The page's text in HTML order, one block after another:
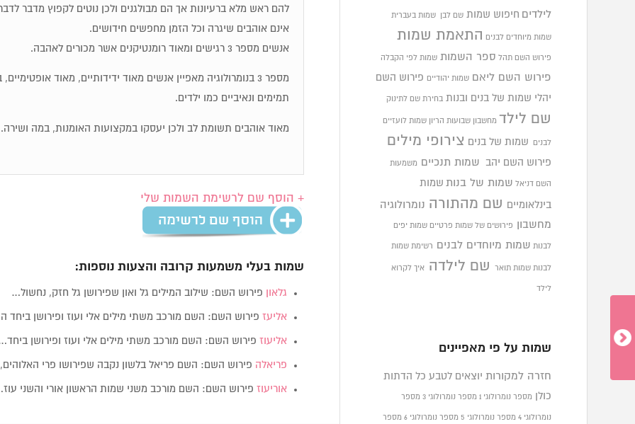
להם ראש מלא ברעיונות אך הם מבולגנים ולכן נוטים לקפוץ מדבר
אינם אוהבים שיגרה וכל הזמן מחפשים חידושים.
אנשים מספר 3 רגישים ומאוד רומנטיקנים אשר מכורים לאהבה.
מספר 3 בנומרולוגיה מאפיין אנשים מאוד ידידותיים, מאוד
תמימים ונאיביים כמו ילדים.
מאוד אוהבים תשומת לב ולכן יעסקו במקצועות האומנות, במה ושירה.
+ הוסף שם לרשימת השמות שלי
שמות בעלי משמעות קרובה והצעות נוספות:
גלאון פירוש השם: שילוב המילים גל ואון שפירושן גל חזק, נחשול…
אליעז פירוש השם: השם מורכב משתי מילים אלי ועוז ופירושן ביחד
אליעוז פירוש השם: השם מורכב משתי מילים אלי ועוז ופירושן
פריאלה פירוש השם: השם פריאל בלשון נקבה שפירושו פרי
אוריעוז פירוש השם: השם מורכב משני שמות הראשון אורי והשני
לילדים חיפוש שמות שם לבן שמות בעברית
שמות מיוחדים לבנים התאמת שמות
פירוש השם תהל ספר השמות שמות לפי הקבלה
פירוש השם ליאם שמות יהודיים פירוש השם
יהלי שמות של בנים ובנות בחירת שם לתינוק
שם לילד מחשבון שבועות הריון שמות לועזיים
לבנים שמות של בנים צירופי מילים
פירוש השם יהב שמות תנכיים משמעות
השם דניאל שמות של בנות שמות
בינלאומיים שם מהתורה נומרולוגיה
מחשבון פירושים של שמות פרטיים שמות יפים
לבנות שמות מיוחדים לבנים רשימת שמות
לבנות שמות תואר שם לילדה איך לקרוא
לילד
שמות על פי מאפיינים
חזרה למקורות יוצאים לטבע כל הדתות
כולן מספר נומרולוגי 1 מספר נומרולוגי 3 מספר
נומרולוגי 4 מספר נומרולוגי 5 מספר נומרולוגי 6 מספר